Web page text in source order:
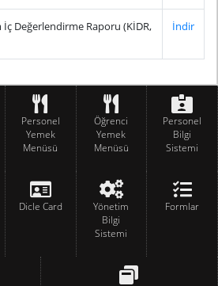
Değerlendirme Raporu (KİDR,
İndir
Personel
Yemek
Menüsü
Öğrenci
Yemek
Menüsü
Personel
Bilgi
Sistemi
Dicle Card
Yönetim
Bilgi
Sistemi
Formlar